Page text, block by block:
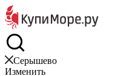
Серышево
Изменить